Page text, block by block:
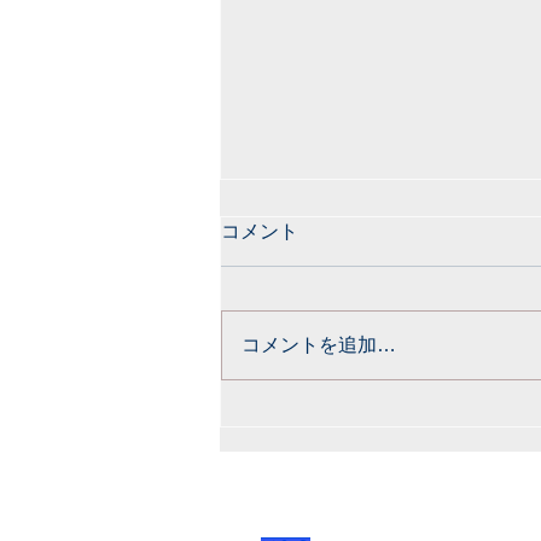
完了セッションの翌日
コメント
コメントを追加…